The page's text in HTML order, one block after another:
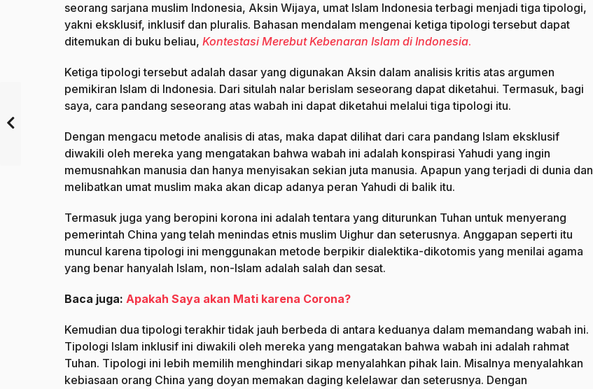
seorang sarjana muslim Indonesia, Aksin Wijaya, umat Islam Indonesia terbagi menjadi tiga tipologi,
yakni eksklusif, inklusif dan pluralis. Bahasan mendalam mengenai ketiga tipologi tersebut dapat
ditemukan di buku beliau, Kontestasi Merebut Kebenaran Islam di Indonesia.
Ketiga tipologi tersebut adalah dasar yang digunakan Aksin dalam analisis kritis atas argumen
pemikiran Islam di Indonesia. Dari situlah nalar berislam seseorang dapat diketahui. Termasuk, bagi
saya, cara pandang seseorang atas wabah ini dapat diketahui melalui tiga tipologi itu.
Dengan mengacu metode analisis di atas, maka dapat dilihat dari cara pandang Islam eksklusif
diwakili oleh mereka yang mengatakan bahwa wabah ini adalah konspirasi Yahudi yang ingin
memusnahkan manusia dan hanya menyisakan sekian juta manusia. Apapun yang terjadi di dunia dan
melibatkan umat muslim maka akan dicap adanya peran Yahudi di balik itu.
Termasuk juga yang beropini korona ini adalah tentara yang diturunkan Tuhan untuk menyerang
pemerintah China yang telah menindas etnis muslim Uighur dan seterusnya. Anggapan seperti itu
muncul karena tipologi ini menggunakan metode berpikir dialektika-dikotomis yang menilai agama
yang benar hanyalah Islam, non-Islam adalah salah dan sesat.
Baca juga: Apakah Saya akan Mati karena Corona?
Kemudian dua tipologi terakhir tidak jauh berbeda di antara keduanya dalam memandang wabah ini.
Tipologi Islam inklusif ini diwakili oleh mereka yang mengatakan bahwa wabah ini adalah rahmat
Tuhan. Tipologi ini lebih memilih menghindari sikap menyalahkan pihak lain. Misalnya menyalahkan
kebiasaan orang China yang doyan memakan daging kelelawar dan seterusnya. Dengan